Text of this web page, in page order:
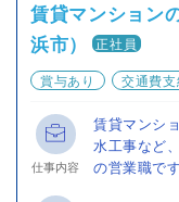
賃貸マンション
浜市）
正社員
賞与あり
交通費
仕事内容
賃貸マンシ
水工事など
の営業職で